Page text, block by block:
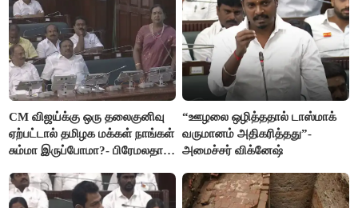
CM விஜய்க்கு ஒரு தலைகுனிவு
ஏற்பட்டால் தமிழக மக்கள் நாங்கள்
சும்மா இருப்போமா?- பிரேமலதா
“ஊழலை ஒழித்ததால் டாஸ்மாக்
வருமானம் அதிகரித்தது”-
அமைச்சர் விக்னேஷ்